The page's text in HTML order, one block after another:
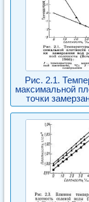
Рис. 2.1.
максимальной
точки